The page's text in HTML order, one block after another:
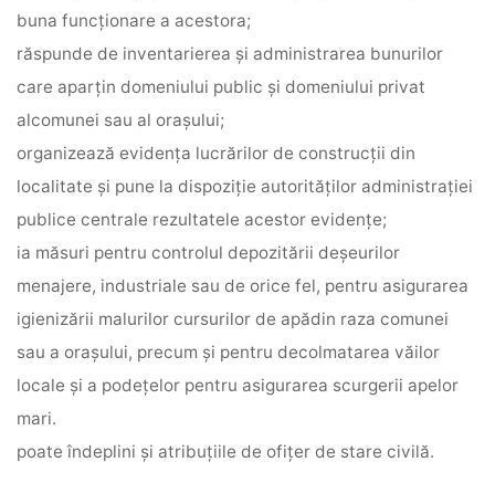
buna funcţionare a acestora;
răspunde de inventarierea şi administrarea bunurilor
care aparţin domeniului public şi domeniului privat
alcomunei sau al oraşului;
organizează evidenţa lucrărilor de construcţii din
localitate şi pune la dispoziţie autorităţilor administraţiei
publice centrale rezultatele acestor evidenţe;
ia măsuri pentru controlul depozitării deşeurilor
menajere, industriale sau de orice fel, pentru asigurarea
igienizării malurilor cursurilor de apădin raza comunei
sau a oraşului, precum şi pentru decolmatarea văilor
locale şi a podeţelor pentru asigurarea scurgerii apelor
mari.
poate îndeplini şi atribuţiile de ofiţer de stare civilă.